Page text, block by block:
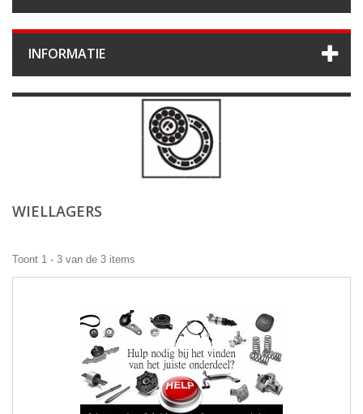
INFORMATIE
WIELLAGERS
Toont 1 - 3 van de 3 items